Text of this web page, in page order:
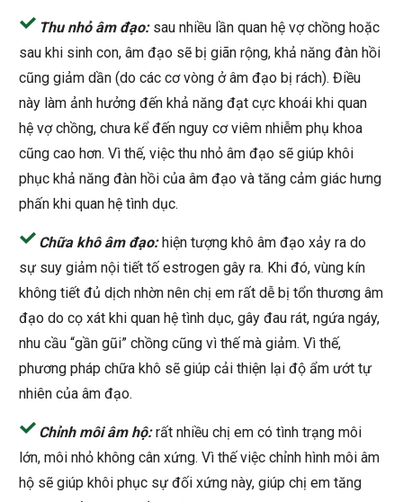
Thu nhỏ âm đạo:sau nhiều lần quan hệ vợ chồng hoặc
sau khi sinh con, âm đạo sẽ bị giãn rộng, khả năng đàn hồi
cũng giảm dần (do các cơ vòng ở âm đạo bị rách). Điều
này làm ảnh hưởng đến khả năng đạt cực khoái khi quan
hệ vợ chồng, chưa kể đến nguy cơ viêm nhiễm phụ khoa
cũng cao hơn. Vì thế, việc thu nhỏ âm đạo sẽ giúp khôi
phục khả năng đàn hồi của âm đạo và tăng cảm giác hưng
phấn khi quan hệ tình dục.
Chữa khô âm đạo:hiện tượng khô âm đạo xảy ra do
sự suy giảm nội tiết tố estrogen gây ra. Khi đó, vùng kín
không tiết đủ dịch nhờn nên chị em rất dễ bị tổn thương âm
đạo do cọ xát khi quan hệ tình dục, gây đau rát, ngứa ngáy,
nhu cầu “gần gũi” chồng cũng vì thế mà giảm. Vì thế,
phương pháp chữa khô sẽ giúp cải thiện lại độ ẩm ướt tự
nhiên của âm đạo.
Chỉnh môi âm hộ:rất nhiều chị em có tình trạng môi
lớn, môi nhỏ không cân xứng. Vì thế việc chỉnh hình môi âm
hộ sẽ giúp khôi phục sự đối xứng này, giúp chị em tăng